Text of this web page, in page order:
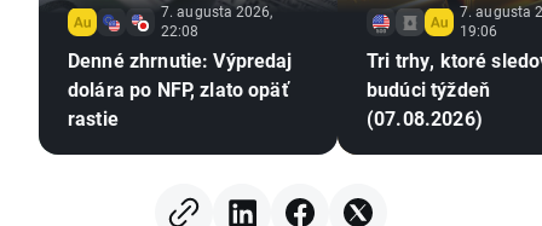
7. augusta 2026,
22:08
Denné zhrnutie: Výpredaj
dolára po NFP, zlato opäť
rastie
7. augusta
19:06
Tri trhy, ktoré
budúci týždeň
(07.08.2026)